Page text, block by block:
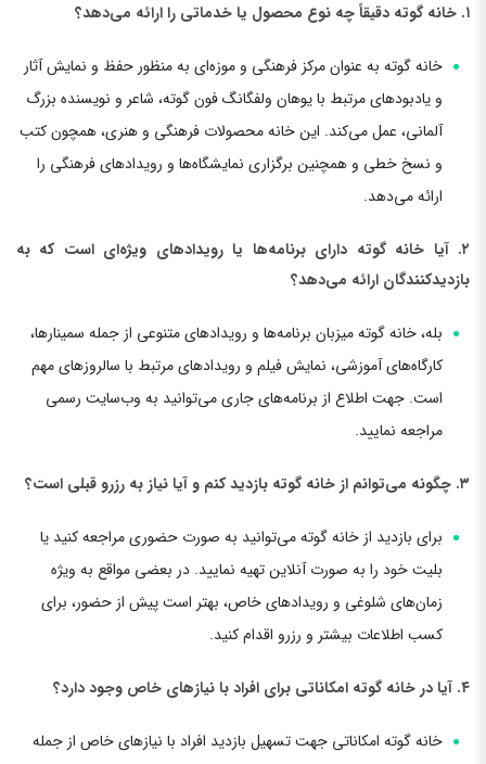
۱. خانه گوته دقیقاً چه نوع محصول یا خدماتی را ارائه می‌دهد؟
خانه گوته به عنوان مرکز فرهنگی و موزه‌ای به منظور حفظ و نمایش آثار
و یادبودهای مرتبط با یوهان ولفگانگ فون گوته، شاعر و نویسنده بزرگ
آلمانی، عمل می‌کند. این خانه محصولات فرهنگی و هنری، همچون کتب
و نسخ خطی و همچنین برگزاری نمایشگاه‌ها و رویدادهای فرهنگی را
ارائه می‌دهد.
۲. آیا خانه گوته دارای برنامه‌ها یا رویدادهای ویژه‌ای است که به
بازدیدکنندگان ارائه می‌دهد؟
بله، خانه گوته میزبان برنامه‌ها و رویدادهای متنوعی از جمله سمینارها،
کارگاه‌های آموزشی، نمایش فیلم و رویدادهای مرتبط با سالروزهای مهم
است. جهت اطلاع از برنامه‌های جاری می‌توانید به وب‌سایت رسمی
مراجعه نمایید.
۳. چگونه می‌توانم از خانه گوته بازدید کنم و آیا نیاز به رزرو قبلی است؟
برای بازدید از خانه گوته می‌توانید به صورت حضوری مراجعه کنید یا
بلیت خود را به صورت آنلاین تهیه نمایید. در بعضی مواقع به ویژه
زمان‌های شلوغی و رویدادهای خاص، بهتر است پیش از حضور، برای
کسب اطلاعات بیشتر و رزرو اقدام کنید.
۴. آیا در خانه گوته امکاناتی برای افراد با نیازهای خاص وجود دارد؟
خانه گوته امکاناتی جهت تسهیل بازدید افراد با نیازهای خاص از جمله